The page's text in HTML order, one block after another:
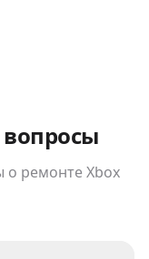
о ремонтеXbox